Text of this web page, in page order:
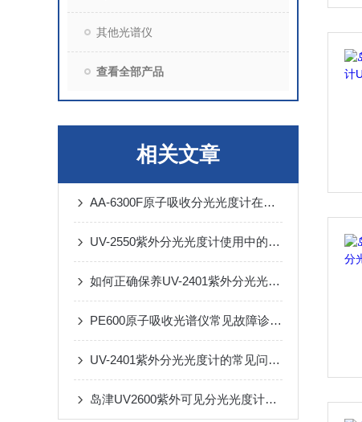
其他光谱仪
查看全部产品
相关文章
AA-6300F原子吸收分光光度计在重金属污染监测中的全链条应用
UV-2550紫外分光光度计使用中的“五大误区”
如何正确保养UV-2401紫外分光光度计？
PE600原子吸收光谱仪常见故障诊断与排除指南
UV-2401紫外分光光度计的常见问题与解决方案
岛津UV2600紫外可见分光光度计的校准与维护